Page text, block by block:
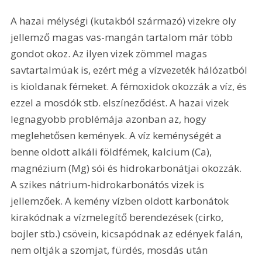
A hazai mélységi (kutakból származó) vizekre oly
jellemző magas vas-mangán tartalom már több
gondot okoz. Az ilyen vizek zömmel magas
savtartalmúak is, ezért még a vízvezeték hálózatból
is kioldanak fémeket. A fémoxidok okozzák a víz, és
ezzel a mosdók stb. elszíneződést. A hazai vizek
legnagyobb problémája azonban az, hogy
meglehetősen kemények. A víz keménységét a
benne oldott alkáli földfémek, kalcium (Ca),
magnézium (Mg) sói és hidrokarbonátjai okozzák.
A szikes nátrium-hidrokarbonátós vizek is
jellemzőek. A kemény vízben oldott karbonátok
kirakódnak a vízmelegítő berendezések (cirko,
bojler stb.) csövein, kicsapódnak az edények falán,
nem oltják a szomjat, fürdés, mosdás után